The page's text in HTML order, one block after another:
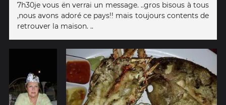
7h30je vous ën verrai un message. ..gros bisous à tous
,nous avons adoré ce pays!! mais toujours contents de
retrouver la maison. ..